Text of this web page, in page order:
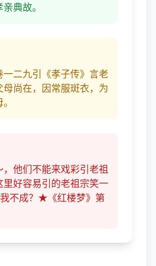
典故。
一二九引《孝子传》言老
尚在，因常服斑衣，为
他们不能来戏彩引老祖
里好容易引的老祖宗笑一
不成？★《红楼梦》第